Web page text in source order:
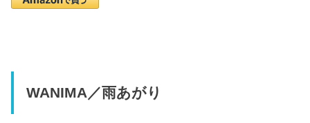
WANIMA／雨あがり